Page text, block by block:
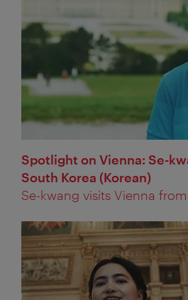
Spotlight on Vienna: Se-
South Korea (Korean)
Se-kwang visits Vienna